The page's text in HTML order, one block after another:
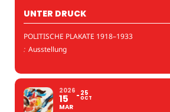
UNTER DRUCK
POLITISCHE PLAKATE 1918–1933
: Ausstellung
2026
15
MAR
25
OCT